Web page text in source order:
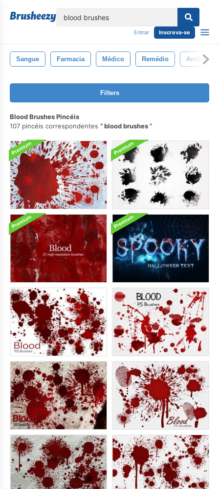
Entrar Inscreva-se
Sangue Farmacia Médico Remédio
Filters
Blood Brushes Pincéis
107 pincéis correspondentes
blood brushes